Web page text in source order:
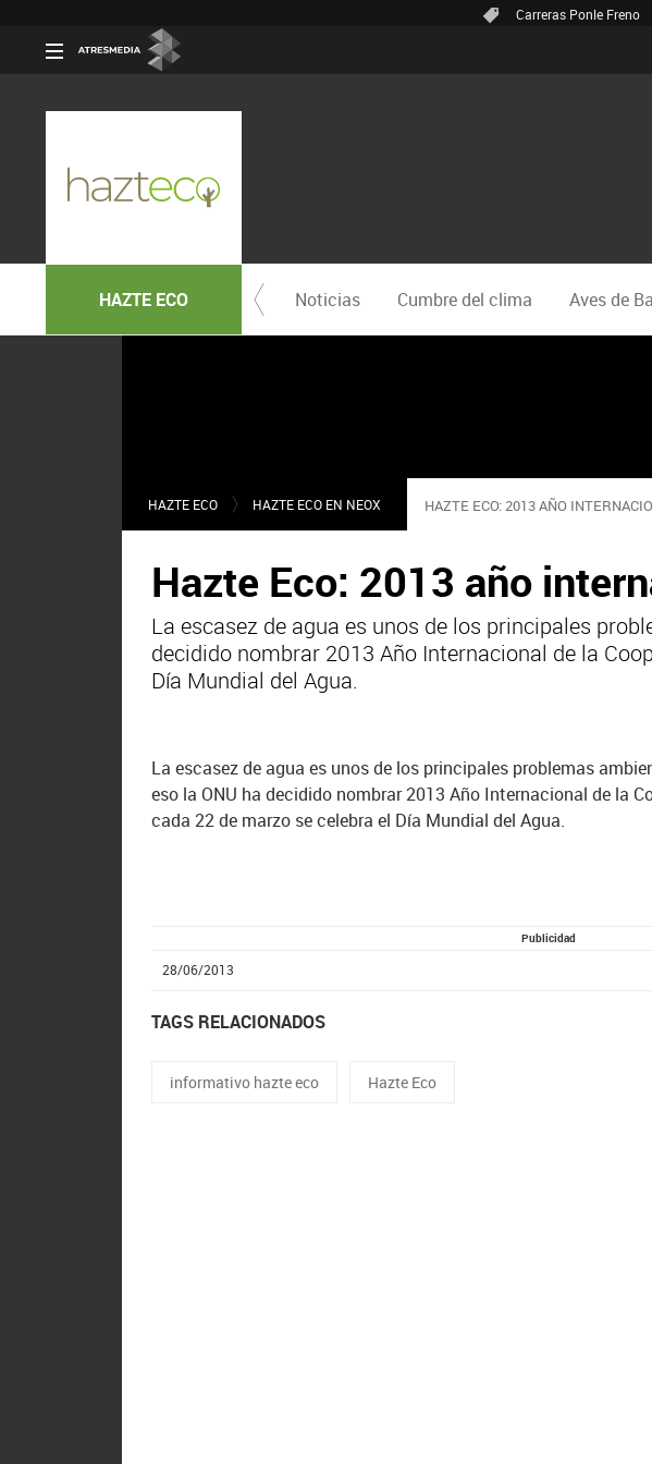
Carreras Ponle Freno
HAZTE ECO Noticias Cumbre del clima Aves de
HAZTE ECO HAZTE ECO EN NEOX HAZTE ECO: 2013 AÑO
Hazte Eco: 2013 año
La escasez de agua es unos de los principales
decidido nombrar 2013 Año Internacional de la
Día Mundial del Agua.
La escasez de agua es unos de los principales problemas
eso la ONU ha decidido nombrar 2013 Año Internacional de la
cada 22 de marzo se celebra el Día Mundial del Agua.
Publicidad
28/06/2013
TAGS RELACIONADOS
informativo hazte eco Hazte Eco